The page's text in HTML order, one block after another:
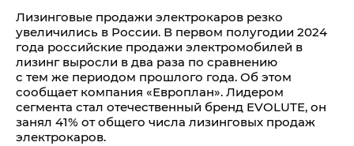
Лизинговые продажи электрокаров резко
увеличились в России. В первом полугодии 2024
года российские продажи электромобилей в
лизинг выросли в два раза по сравнению
с тем же периодом прошлого года. Об этом
сообщает компания «Европлан». Лидером
сегмента стал отечественный бренд EVOLUTE, он
занял 41% от общего числа лизинговых продаж
электрокаров.